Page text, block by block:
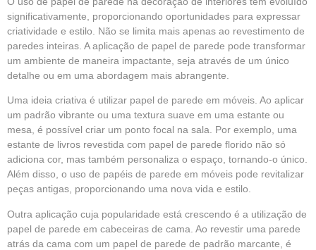
significativamente, proporcionando oportunidades para expressar
criatividade e estilo. Não se limita mais apenas ao revestimento de
paredes inteiras. A aplicação de papel de parede pode transformar
um ambiente de maneira impactante, seja através de um único
detalhe ou em uma abordagem mais abrangente.
Uma ideia criativa é utilizar papel de parede em móveis. Ao aplicar
um padrão vibrante ou uma textura suave em uma estante ou
mesa, é possível criar um ponto focal na sala. Por exemplo, uma
estante de livros revestida com papel de parede florido não só
adiciona cor, mas também personaliza o espaço, tornando-o único.
Além disso, o uso de papéis de parede em móveis pode revitalizar
peças antigas, proporcionando uma nova vida e estilo.
Outra aplicação cuja popularidade está crescendo é a utilização de
papel de parede em cabeceiras de cama. Ao revestir uma parede
atrás da cama com um papel de parede de padrão marcante, é